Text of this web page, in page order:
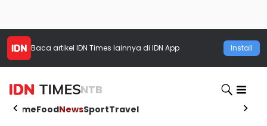
Baca artikel IDN Times lainnya di IDN App Install
NTB
HomeFoodNewsSportTravel